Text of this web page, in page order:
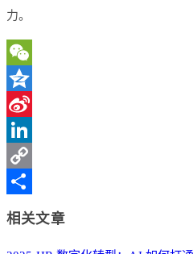
力。
WeChat
Qzone
Sina
Weibo
LinkedIn
Copy
相关文章